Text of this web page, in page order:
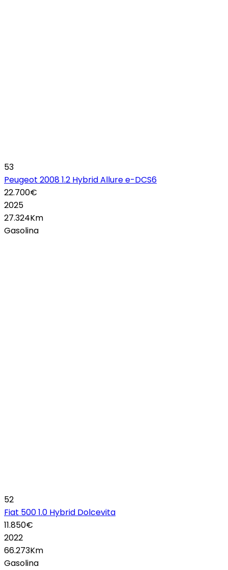
53
Peugeot 2008 1.2 Hybrid Allure e-DCS6
22.700€
2025
27.324Km
Gasolina
52
Fiat 500 1.0 Hybrid Dolcevita
11.850€
2022
66.273Km
Gasolina